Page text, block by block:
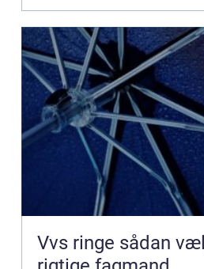
Vvs ringe sådan vælger du den